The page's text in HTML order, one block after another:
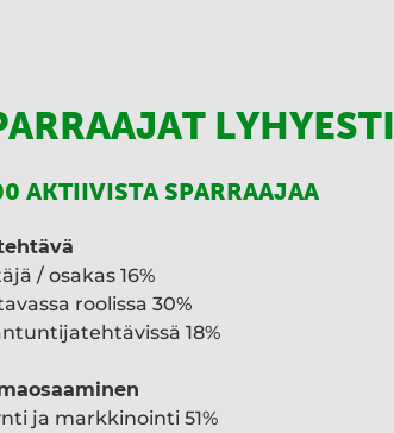
LYHYESTI
AKTIIVISTA SPARRAAJAA
/ osakas 16%
roolissa 30%
18%
ja markkinointi 51%